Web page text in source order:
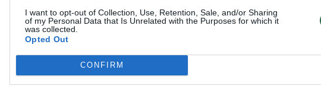
I want to opt-out of Collection, Use, Retention, Sale, and/or Sharing
of my Personal Data that Is Unrelated with the Purposes for which it
was collected.
Opted Out
CONFIRM
vėžio centro vadovas doc. dr. Valdas